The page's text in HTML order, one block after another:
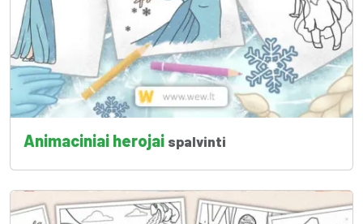
Animaciniai herojai spalvinti